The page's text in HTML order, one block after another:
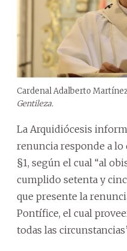
Cardenal Adalberto
Gentileza.
La Arquidiócesis
renuncia responde a lo
§1, según el cual ‘‘al
cumplido setenta y
que presente la
Pontífice, el cual
todas las